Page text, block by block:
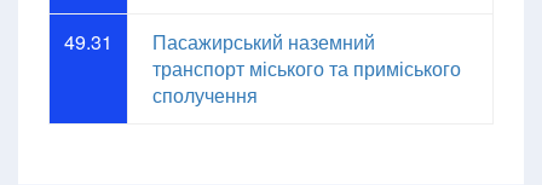
49.31
Пасажирський наземний
транспорт міського та приміського
сполучення